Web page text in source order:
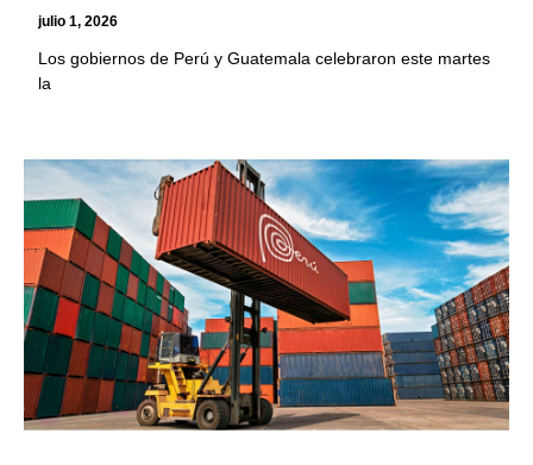
julio 1, 2026
Los gobiernos de Perú y Guatemala celebraron este martes
la